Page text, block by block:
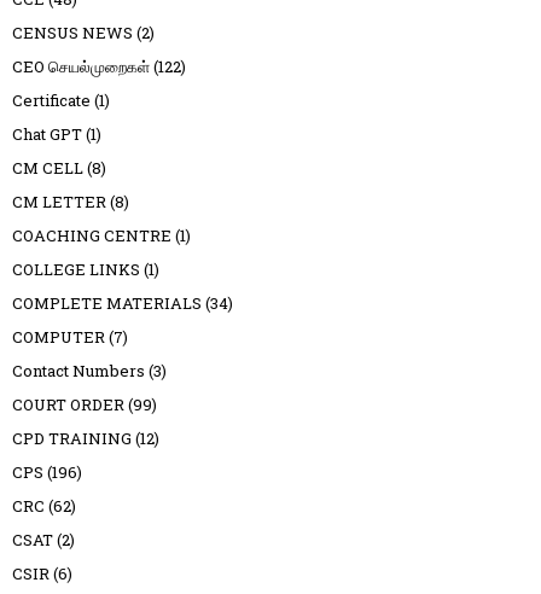
CENSUS NEWS (2)
CEO செயல்முறைகள்(122)
Certificate (1)
Chat GPT(1)
CM CELL(8)
CM LETTER(8)
COACHING CENTRE (1)
COLLEGE LINKS (1)
COMPLETE MATERIALS (34)
COMPUTER(7)
Contact Numbers (3)
COURT ORDER(99)
CPD TRAINING (12)
CPS (196)
CRC (62)
CSAT(2)
CSIR(6)